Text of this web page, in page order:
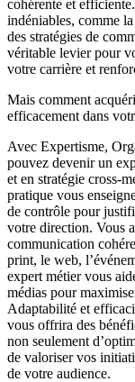
cohérente et
indéniables, comme
des stratégies de
véritable levier pour
votre carrière et
Mais comment
efficacement dans
Avec Expertisme,
pouvez devenir un
et en stratégie cross-
pratique vous
de contrôle pour
votre direction. Vous
communication
print, le web,
expert métier vous
médias pour
Adaptabilité et
vous offrira des
non seulement
de valoriser vos
de votre audience.